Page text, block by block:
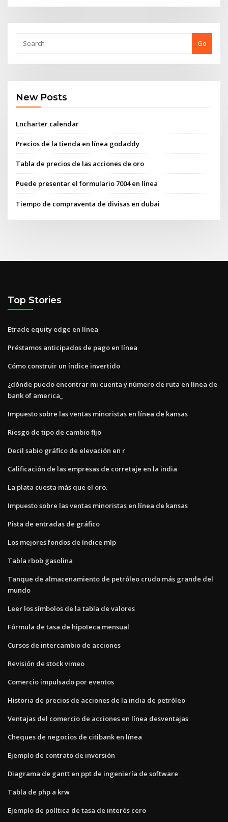
Go
New Posts
Lncharter calendar
Precios de la tienda en línea godaddy
Tabla de precios de las acciones de oro
Puede presentar el formulario 7004 en línea
Tiempo de compraventa de divisas en dubai
Top Stories
Etrade equity edge en línea
Préstamos anticipados de pago en línea
Cómo construir un índice invertido
¿dónde puedo encontrar mi cuenta y número de ruta en línea de
bank of america_
Impuesto sobre las ventas minoristas en línea de kansas
Riesgo de tipo de cambio fijo
Decil sabio gráfico de elevación en r
Calificación de las empresas de corretaje en la india
La plata cuesta más que el oro.
Impuesto sobre las ventas minoristas en línea de kansas
Pista de entradas de gráfico
Los mejores fondos de índice mlp
Tabla rbob gasolina
Tanque de almacenamiento de petróleo crudo más grande del
mundo
Leer los símbolos de la tabla de valores
Fórmula de tasa de hipoteca mensual
Cursos de intercambio de acciones
Revisión de stock vimeo
Comercio impulsado por eventos
Historia de precios de acciones de la india de petróleo
Ventajas del comercio de acciones en línea desventajas
Cheques de negocios de citibank en línea
Ejemplo de contrato de inversión
Diagrama de gantt en ppt de ingeniería de software
Tabla de php a krw
Ejemplo de política de tasa de interés cero